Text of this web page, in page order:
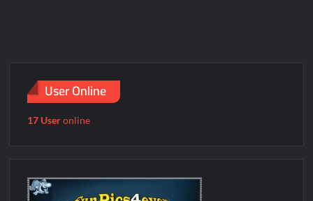
User Online
17 Useronline